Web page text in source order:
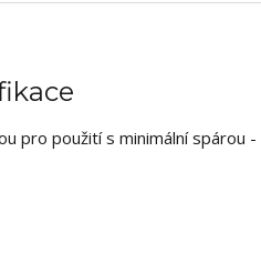
pro použití s minimální spárou -